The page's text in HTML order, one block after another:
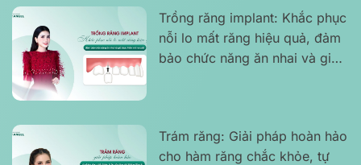
Trồng răng implant: Khắc phục
nỗi lo mất răng hiệu quả, đảm
bảo chức năng ăn nhai và giữ
Trám răng: Giải pháp hoàn hảo
cho hàm răng chắc khỏe, tự